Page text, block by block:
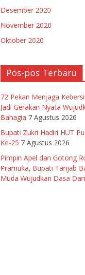
Desember 2020
November 2020
Oktober 2020
Pos-pos Terbaru
72 Pekan Menjaga
Jadi Gerakan Nyata
Bahagia 7 Agustus 2026
Bupati Zukri Hadiri HUT
Ke-25 7 Agustus 2026
Pimpin Apel dan Gotong
Pramuka, Bupati Tanjab
Muda Wujudkan Dasa